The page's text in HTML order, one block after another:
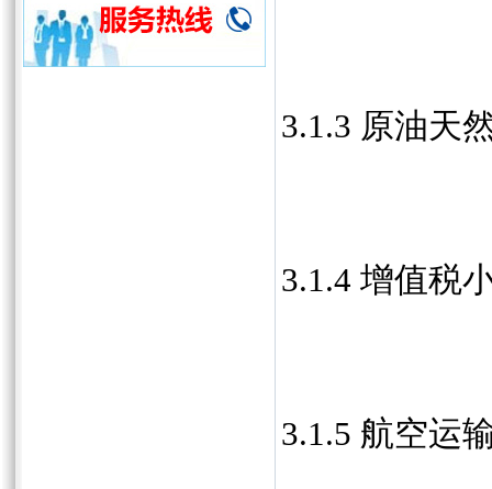
3.1.3 原油天
3.1.4 增值税
3.1.5 航空运